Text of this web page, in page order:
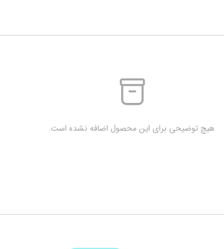
هیچ توضیحی برای این محصول اضافه نشده است.